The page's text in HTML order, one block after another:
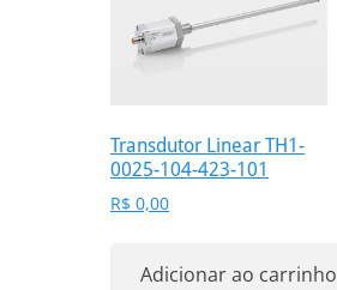
Transdutor Linear TH1-
0025-104-423-101
R$ 0,00
Adicionar ao carrinho